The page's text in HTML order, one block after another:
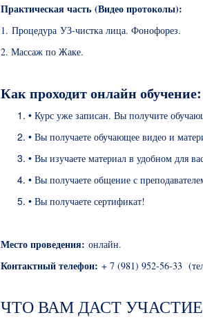
Практическая часть (Видео протоколы):
1. Процедура УЗ-чистка лица. Фонофорез.
2. Массаж по Жаке.
Как проходит онлайн обучение:
• Курс уже записан. Вы получите
• Вы получаете обучающее видео и
• Вы изучаете материал в удобном для
• Вы получаете общение с
• Вы получаете сертификат!
Место проведения: онлайн.
Контактный телефон: + 7 (981) 952-56-33
ЧТО ВАМ ДАСТ